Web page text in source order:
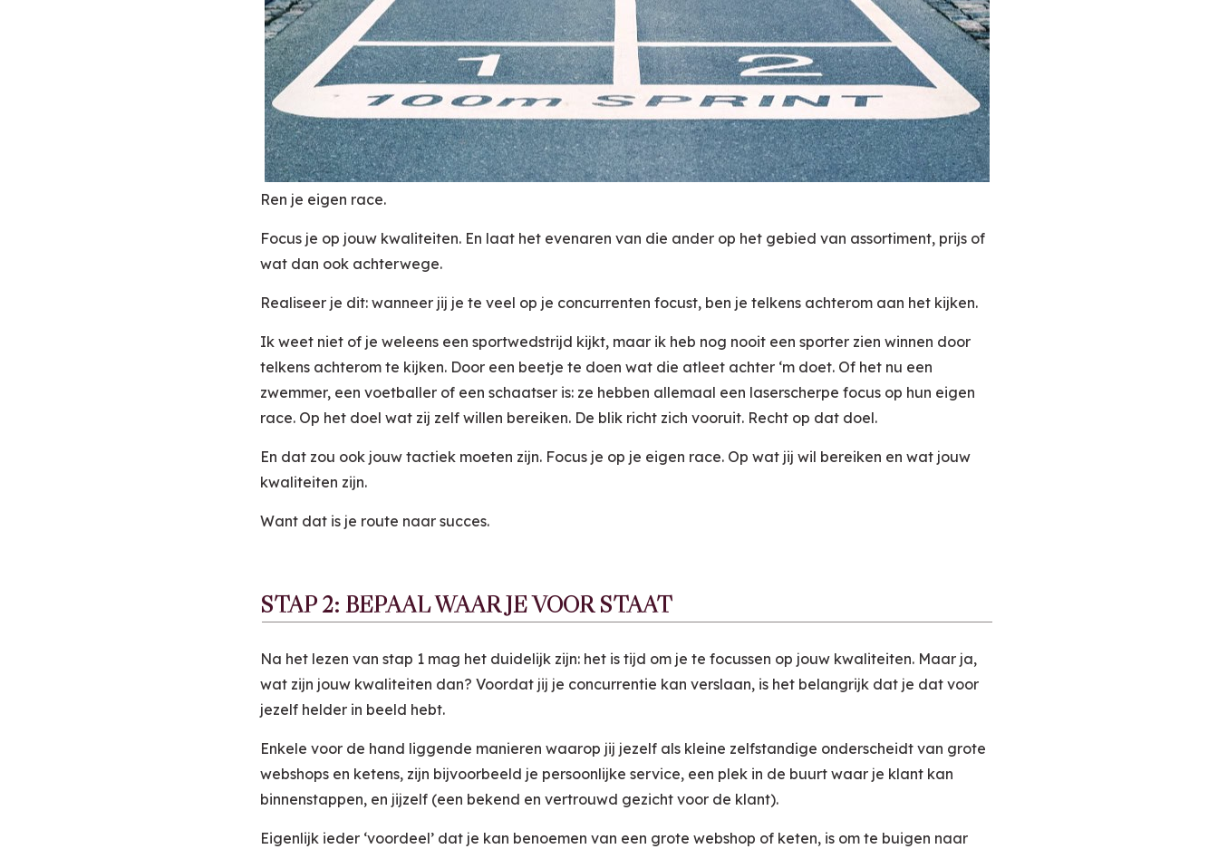
Ren je eigen race.
Focus je op jouw kwaliteiten. En laat het evenaren van die ander op het gebied van assortiment, prijs of
wat dan ook achterwege.
Realiseer je dit: wanneer jij je te veel op je concurrenten focust, ben je telkens achterom aan het kijken.
Ik weet niet of je weleens een sportwedstrijd kijkt, maar ik heb nog nooit een sporter zien winnen door
telkens achterom te kijken. Door een beetje te doen wat die atleet achter ‘m doet. Of het nu een
zwemmer, een voetballer of een schaatser is: ze hebben allemaal een laserscherpe focus op hun eigen
race. Op het doel wat zij zelf willen bereiken. De blik richt zich vooruit. Recht op dat doel.
En dat zou ook jouw tactiek moeten zijn. Focus je op je eigen race. Op wat jij wil bereiken en wat jouw
kwaliteiten zijn.
Want dat is je route naar succes.
STAP 2: BEPAAL WAAR JE VOOR STAAT
Na het lezen van stap 1 mag het duidelijk zijn: het is tijd om je te focussen op jouw kwaliteiten. Maar ja,
wat zijn jouw kwaliteiten dan? Voordat jij je concurrentie kan verslaan, is het belangrijk dat je dat voor
jezelf helder in beeld hebt.
Enkele voor de hand liggende manieren waarop jij jezelf als kleine zelfstandige onderscheidt van grote
webshops en ketens, zijn bijvoorbeeld je persoonlijke service, een plek in de buurt waar je klant kan
binnenstappen, en jijzelf (een bekend en vertrouwd gezicht voor de klant).
Eigenlijk ieder ‘voordeel’ dat je kan benoemen van een grote webshop of keten, is om te buigen naar